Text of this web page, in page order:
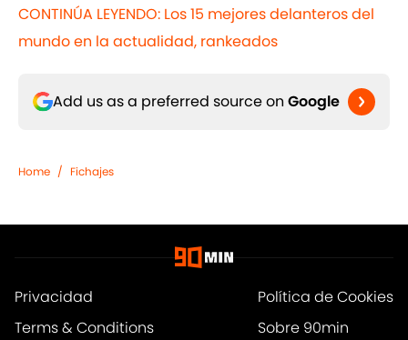
CONTINÚA LEYENDO: Los 15 mejores delanteros del
mundo en la actualidad, rankeados
Add us as a preferred source on Google
Home / Fichajes
Privacidad
Política de Cookies
Terms & Conditions
Sobre 90min